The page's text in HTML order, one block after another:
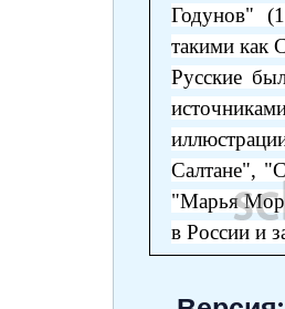
Годунов"
такими как
Русские
Салтане",
"Марья
в России и